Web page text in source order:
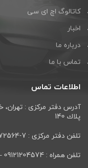
کاتالوگ اچ ای سی
اخبار
درباره ما
تماس با ما
اطلاعات تماس
آدرس دفتر مرکزی : تهران،
پلاك 140
تلفن دفتر مرکزی : 7-33972564
تلفن همراه : 09121204574 – 09123441109